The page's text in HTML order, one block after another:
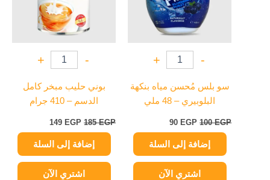
-
+
سو بلس مُحسن مياه بنكهة
البلوبيري – 48 ملي
100EGP
90 EGP
إضافة إلى السلة
اشتري الآن
-
+
بوني حليب مبخر كامل
الدسم – 410 جرام
185EGP
149 EGP
إضافة إلى السلة
اشتري الآن